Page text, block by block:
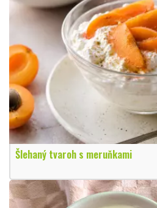
Šlehaný tvaroh s meruňkami